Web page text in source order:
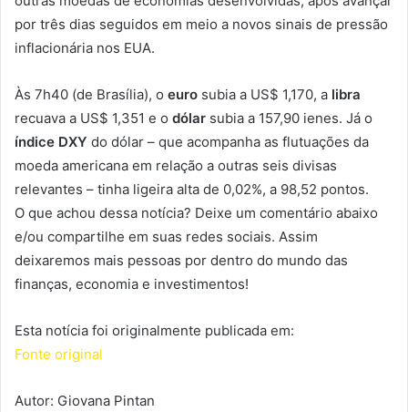
por três dias seguidos em meio a novos sinais de pressão
inflacionária nos EUA.
Às 7h40 (de Brasília), o euro subia a US$ 1,170, a libra
recuava a US$ 1,351 e o dólar subia a 157,90 ienes. Já o
índice DXY do dólar – que acompanha as flutuações da
moeda americana em relação a outras seis divisas
relevantes – tinha ligeira alta de 0,02%, a 98,52 pontos.
O que achou dessa notícia? Deixe um comentário abaixo
e/ou compartilhe em suas redes sociais. Assim
deixaremos mais pessoas por dentro do mundo das
finanças, economia e investimentos!
Esta notícia foi originalmente publicada em:
Fonte original
Autor: Giovana Pintan